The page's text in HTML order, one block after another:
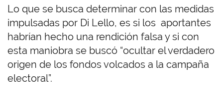
Lo que se busca determinar con las medidas
impulsadas por Di Lello, es si los aportantes
habrían hecho una rendición falsa y si con
esta maniobra se buscó “ocultar el verdadero
origen de los fondos volcados a la campaña
electoral”.